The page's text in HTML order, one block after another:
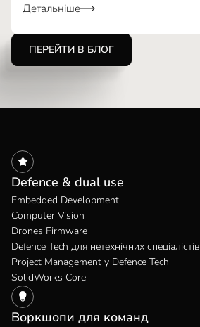
Детальніше
ПЕРЕЙТИ В БЛОГ
Defence & dual use
Embedded Development
Computer Vision
Drones Firmware
Defence Tech для нетехнічних спеціалістів
Project Management у Defence Tech
SolidWorks Core
Воркшопи для команд